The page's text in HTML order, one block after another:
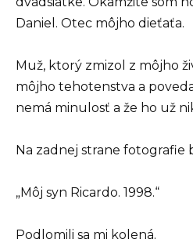
Daniel. Otec môjho dieťaťa.
Muž, ktorý zmizol z môjho
môjho tehotenstva a
nemá minulosť a že ho už
Na zadnej strane fotografie
„Môj syn Ricardo. 1998.“
Podlomili sa mi kolená.